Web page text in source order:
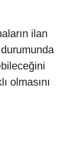
ilan
olmasını